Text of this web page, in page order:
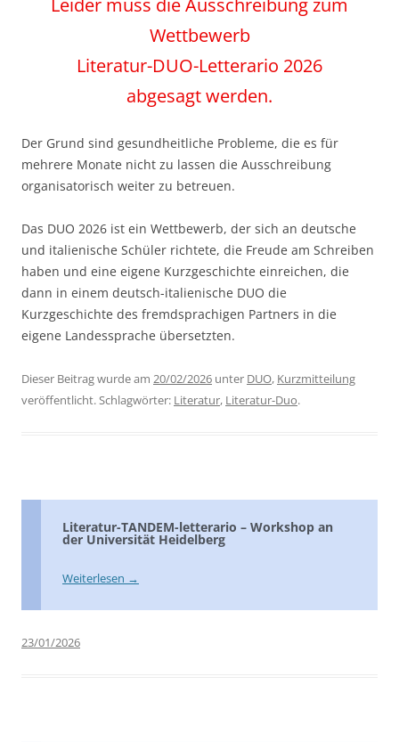
Wettbewerb
Literatur-DUO-Letterario 2026
abgesagt werden.
Der Grund sind gesundheitliche Probleme, die es für
mehrere Monate nicht zu lassen die Ausschreibung
organisatorisch weiter zu betreuen.
Das DUO 2026 ist ein Wettbewerb, der sich an deutsche
und italienische Schüler richtete, die Freude am Schreiben
haben und eine eigene Kurzgeschichte einreichen, die
dann in einem deutsch-italienische DUO die
Kurzgeschichte des fremdsprachigen Partners in die
eigene Landessprache übersetzten.
Dieser Beitrag wurde am 20/02/2026 unter DUO, Kurzmitteilung
veröffentlicht. Schlagwörter: Literatur, Literatur-Duo.
Literatur-TANDEM-letterario – Workshop an
der Universität Heidelberg
Weiterlesen →
23/01/2026